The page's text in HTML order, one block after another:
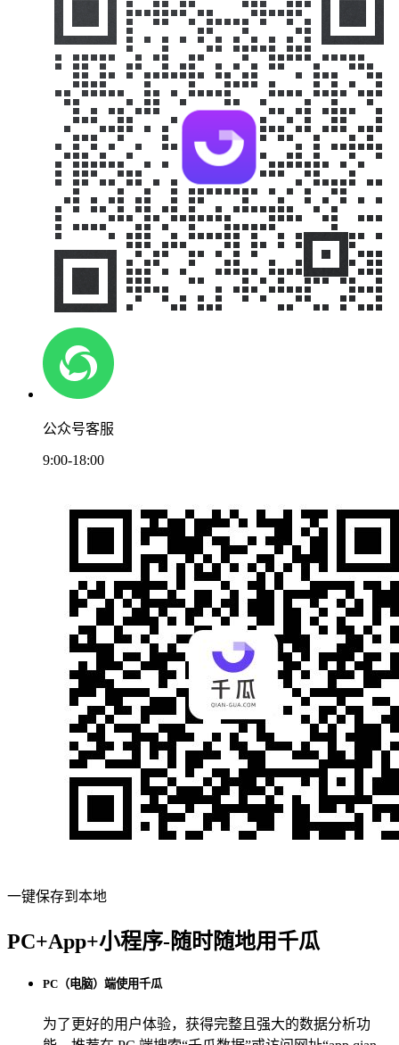
公众号客服
9:00-18:00
一键保存到本地
PC+App+小程序-随时随地用千瓜
PC（电脑）端使用千瓜
为了更好的用户体验，获得完整且强大的数据分析功